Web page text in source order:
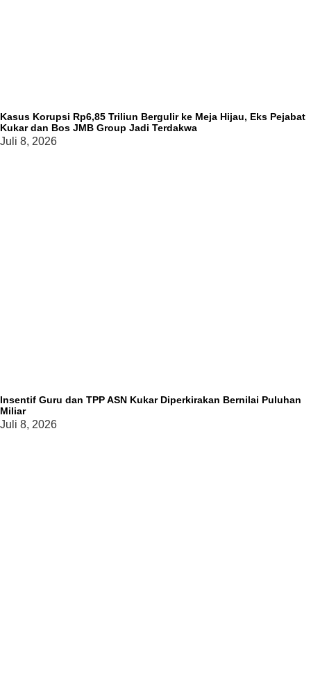
Kasus Korupsi Rp6,85 Triliun Bergulir ke Meja Hijau, Eks Pejabat
Kukar dan Bos JMB Group Jadi Terdakwa
Juli 8, 2026
Insentif Guru dan TPP ASN Kukar Diperkirakan Bernilai Puluhan
Miliar
Juli 8, 2026